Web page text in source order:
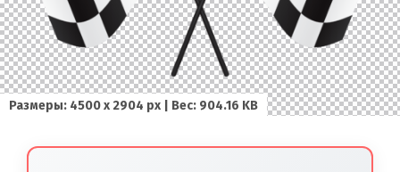
Размеры: 4500 х 2904 px | Вес: 904.16 KB